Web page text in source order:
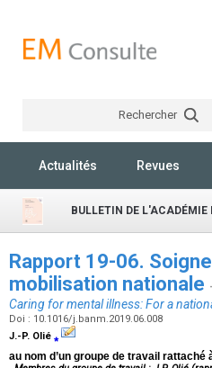
Rechercher
Actualités Revues
BULLETIN DE
Rapport 19-06.
mobilisation nationale
Caring for mental illness: For a
Doi : 10.1016/j.banm.2019.06.008
J.-P. Olié ⁎
au nom d’un groupe de travail